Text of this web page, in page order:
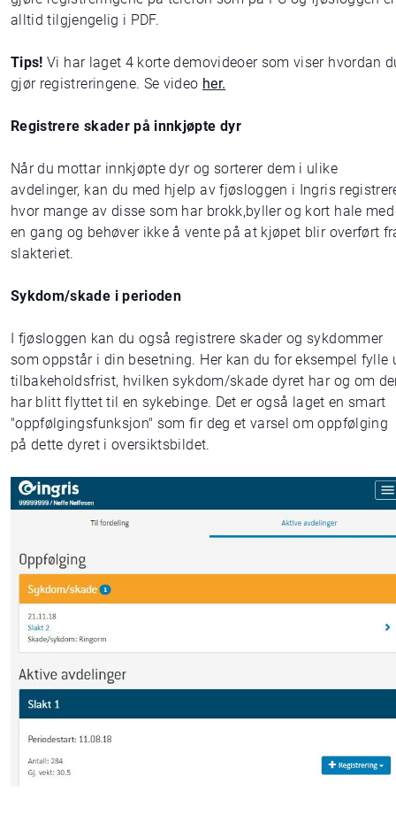
alltid tilgjengelig i PDF.
Tips! Vi har laget 4 korte demovideoer som viser hvordan
gjør registreringene. Se video her.
Registrere skader på innkjøpte dyr
Når du mottar innkjøpte dyr og sorterer dem i ulike
avdelinger, kan du med hjelp av fjøsloggen i Ingris
hvor mange av disse som har brokk,byller og kort hale med
en gang og behøver ikke å vente på at kjøpet blir overført
slakteriet.
Sykdom/skade i perioden
I fjøsloggen kan du også registrere skader og sykdommer
som oppstår i din besetning. Her kan du for eksempel fylle
tilbakeholdsfrist, hvilken sykdom/skade dyret har og om
har blitt flyttet til en sykebinge. Det er også laget en smart
"oppfølgingsfunksjon" som fir deg et varsel om oppfølging
på dette dyret i oversiktsbildet.